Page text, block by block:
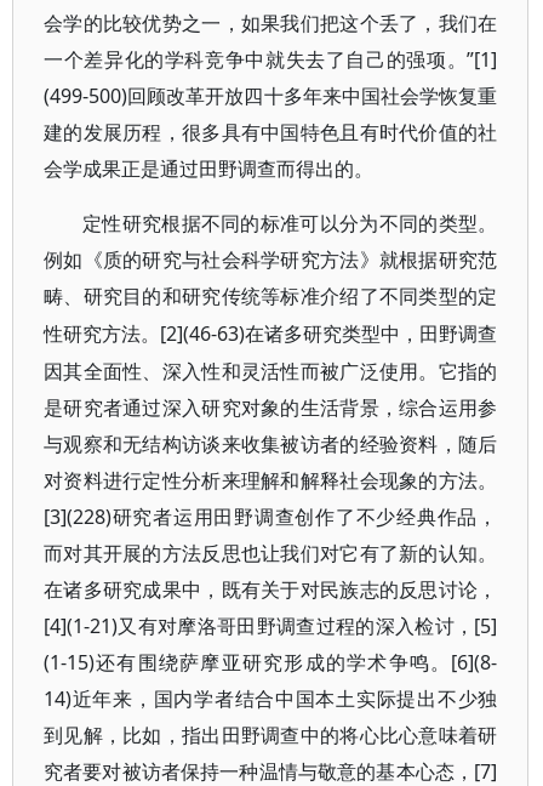
会学的比较优势之一，如果我们把这个丢了，我们在
一个差异化的学科竞争中就失去了自己的强项。”[1]
(499-500)回顾改革开放四十多年来中国社会学恢复重
建的发展历程，很多具有中国特色且有时代价值的社
会学成果正是通过田野调查而得出的。
定性研究根据不同的标准可以分为不同的类型。
例如《质的研究与社会科学研究方法》就根据研究范
畴、研究目的和研究传统等标准介绍了不同类型的定
性研究方法。 [2](46-63)在诸多研究类型中，田野调查
因其全面性、深入性和灵活性而被广泛使用。它指的
是研究者通过深入研究对象的生活背景，综合运用参
与观察和无结构访谈来收集被访者的经验资料，随后
对资料进行定性分析来理解和解释社会现象的方法。
[3](228)研究者运用田野调查创作了不少经典作品，
而对其开展的方法反思也让我们对它有了新的认知。
在诸多研究成果中，既有关于对民族志的反思讨论，
[4](1-21)又有对摩洛哥田野调查过程的深入检讨，[5]
(1-15)还有围绕萨摩亚研究形成的学术争鸣。[6](8-
14)近年来，国内学者结合中国本土实际提出不少独
到见解，比如，指出田野调查中的将心比心意味着研
究者要对被访者保持一种温情与敬意的基本心态，[7]